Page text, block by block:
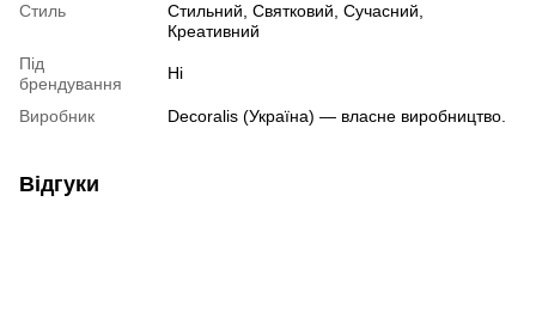
Стиль
Стильний, Святковий, Сучасний,
Креативний
Під
брендування
Ні
Виробник Decoralis (Україна) — власне виробництво.
Відгуки